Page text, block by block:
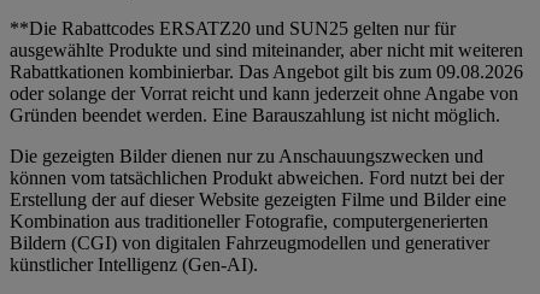
**Die Rabattcodes ERSATZ20 und SUN25 gelten nur für
ausgewählte Produkte und sind miteinander, aber nicht mit weiteren
Rabattkationen kombinierbar. Das Angebot gilt bis zum 09.08.2026
oder solange der Vorrat reicht und kann jederzeit ohne Angabe von
Gründen beendet werden. Eine Barauszahlung ist nicht möglich.
Die gezeigten Bilder dienen nur zu Anschauungszwecken und
können vom tatsächlichen Produkt abweichen. Ford nutzt bei der
Erstellung der auf dieser Website gezeigten Filme und Bilder eine
Kombination aus traditioneller Fotografie, computergenerierten
Bildern (CGI) von digitalen Fahrzeugmodellen und generativer
künstlicher Intelligenz (Gen-AI).